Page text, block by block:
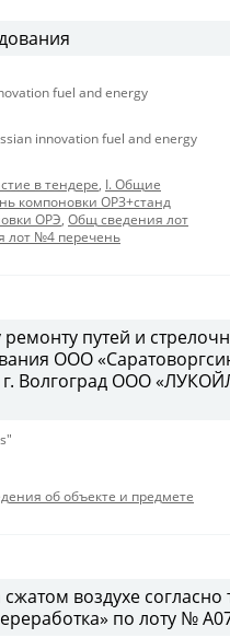
fuel and energy
innovation fuel and energy
в тендере, I. Общие
компоновки ОРЗ+станд
ОРЭ, Общ сведения лот
лот №4 перечень
путей и
ООО
Волгоград ООО
об объекте и предмете
воздухе
по лоту №